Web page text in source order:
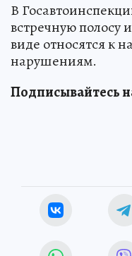
В
встречную полосу
виде относятся к
нарушениям.
Подписывайтесь